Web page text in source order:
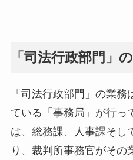
「司法行政部門」
「司法行政部門」の業
ている「事務局」が行っ
は、総務課、人事課そし
り、裁判所事務官がその